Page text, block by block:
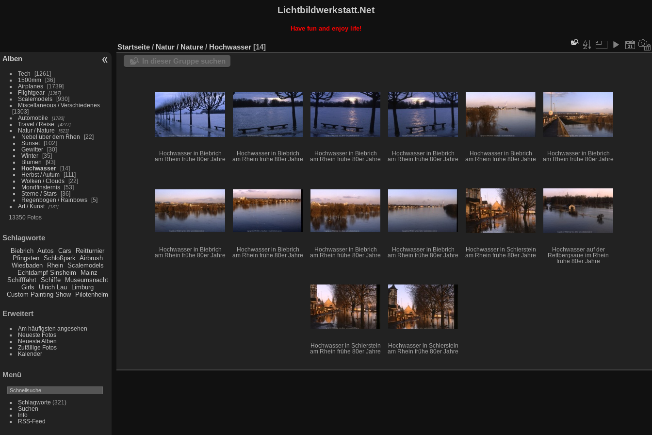
Lichtbildwerkstatt.Net
Have fun and enjoy life!
Alben
Tech
1261
1500mm
36
Airplanes
1739
Flightgear
1367
Scalemodels
930
Miscellaneous / Verschiedenes
1303
Automobile
1783
Travel / Reise 4277
Natur / Nature 523
Nebel über dem Rhen
22
Sunset
102
Gewitter
30
Winter
35
Blumen
93
Hochwasser
14
Herbst / Autum
111
Wolken / Clouds
22
Mondfinsternis
53
Sterne / Stars
36
Regenbogen / Rainbows
5
Art / Kunst
131
13350 Fotos
Schlagworte
Biebrich Autos Cars
Reitturnier
Pfingsten
Schloßpark Airbrush
Wiesbaden
Rhein
Scalemodels
Echtdampf Sinsheim
Mainz
Schifffahrt
Schiffe
Museumsnacht
Girls
Ulrich Lau
Limburg
Custom Painting Show
Pilotenhelm
Erweitert
Am häufigsten angesehen
Neueste Fotos
Neueste Alben
Zufällige Fotos
Kalender
Menü
Schlagworte (321)
Suchen
Info
RSS-Feed
Startseite / Natur / Nature / Hochwasser 14
In dieser Gruppe suchen
Hochwasser in Biebrich
am Rhein frühe 80er Jahre
Hochwasser in Biebrich
am Rhein frühe 80er Jahre
Hochwasser in Biebrich
am Rhein frühe 80er Jahre
Hochwasser in Biebrich
am Rhein frühe 80er Jahre
Hochwasser in Biebrich
am Rhein frühe 80er Jahre
Hochwasser in Biebrich
am Rhein frühe 80er Jahre
Hochwasser in Biebrich
am Rhein frühe 80er Jahre
Hochwasser in Biebrich
am Rhein frühe 80er Jahre
Hochwasser in Biebrich
am Rhein frühe 80er Jahre
Hochwasser in Biebrich
am Rhein frühe 80er Jahre
Hochwasser in Schierstein
am Rhein frühe 80er Jahre
Hochwasser auf der
Rettbergsaue im Rhein
frühe 80er Jahre
Hochwasser in Schierstein
am Rhein frühe 80er Jahre
Hochwasser in Schierstein
am Rhein frühe 80er Jahre